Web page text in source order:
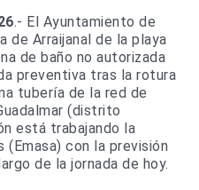
.- El Ayuntamiento de
de Arraijanal de la playa
de baño no autorizada
preventiva tras la rotura
tubería de la red de
(distrito
está trabajando la
(Emasa) con la previsión
de la jornada de hoy.